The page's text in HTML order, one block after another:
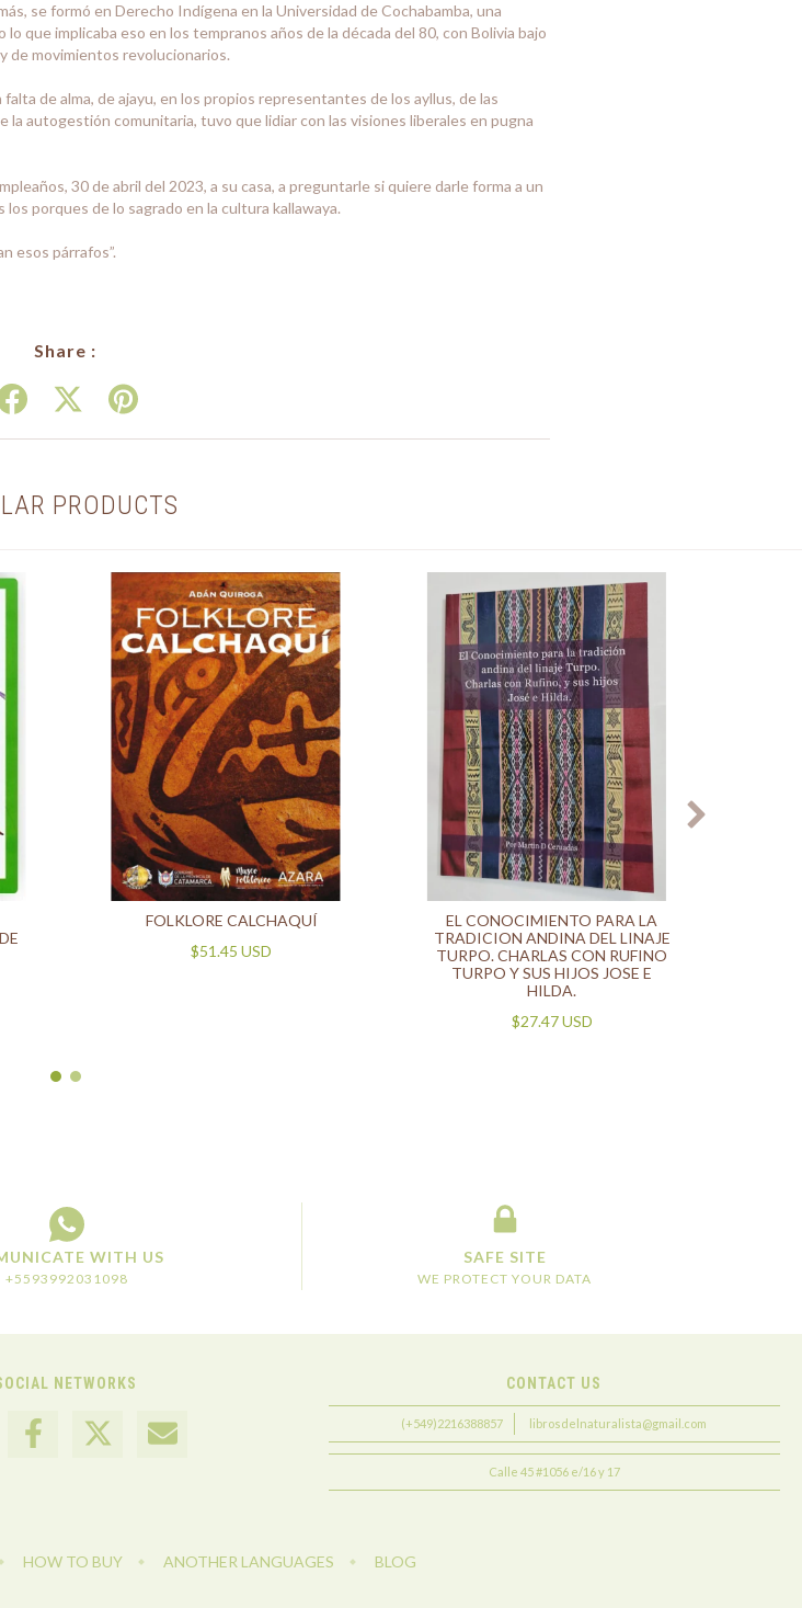
se formó en Derecho Indígena en la Universidad de Cochabamba, una
que implicaba eso en los tempranos años de la década del 80, con Bolivia bajo
de movimientos revolucionarios.
de alma, de ajayu, en los propios representantes de los ayllus, de las
autogestión comunitaria, tuvo que lidiar con las visiones liberales en pugna
30 de abril del 2023, a su casa, a preguntarle si quiere darle forma a un
porques de lo sagrado en la cultura kallawaya.
esos párrafos”.
Share :
PRODUCTS
FOLKLORE CALCHAQUÍ
$51.45 USD
EL CONOCIMIENTO PARA LA
TRADICION ANDINA DEL LINAJE
TURPO. CHARLAS CON RUFINO
TURPO Y SUS HIJOS JOSE E
HILDA.
$27.47 USD
WITH US
+5593992031098
SAFE SITE
WE PROTECT YOUR DATA
NETWORKS CONTACT US
(+549)2216388857 librosdelnaturalista@gmail.com
Calle 45 #1056 e/16 y 17
HOW TO BUY ANOTHER LANGUAGES BLOG